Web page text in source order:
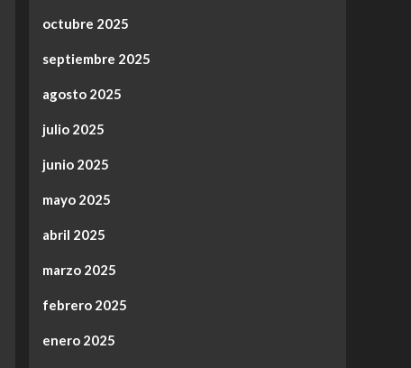
octubre 2025
septiembre 2025
agosto 2025
julio 2025
junio 2025
mayo 2025
abril 2025
marzo 2025
febrero 2025
enero 2025